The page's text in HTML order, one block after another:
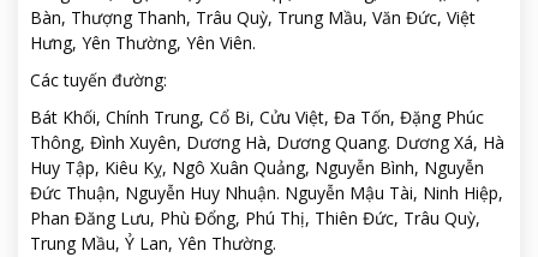
Bàn, Thượng Thanh, Trâu Quỳ, Trung Mầu, Văn Đức, Việt
Hưng, Yên Thường, Yên Viên.
Các tuyến đường:
Bát Khối, Chính Trung, Cổ Bi, Cửu Việt, Đa Tốn, Đặng Phúc
Thông, Đình Xuyên, Dương Hà, Dương Quang. Dương Xá, Hà
Huy Tập, Kiêu Kỵ, Ngô Xuân Quảng, Nguyễn Bình, Nguyễn
Đức Thuận, Nguyễn Huy Nhuận. Nguyễn Mậu Tài, Ninh Hiệp,
Phan Đăng Lưu, Phù Đổng, Phú Thị, Thiên Đức, Trâu Quỳ,
Trung Mầu, Ỷ Lan, Yên Thường.